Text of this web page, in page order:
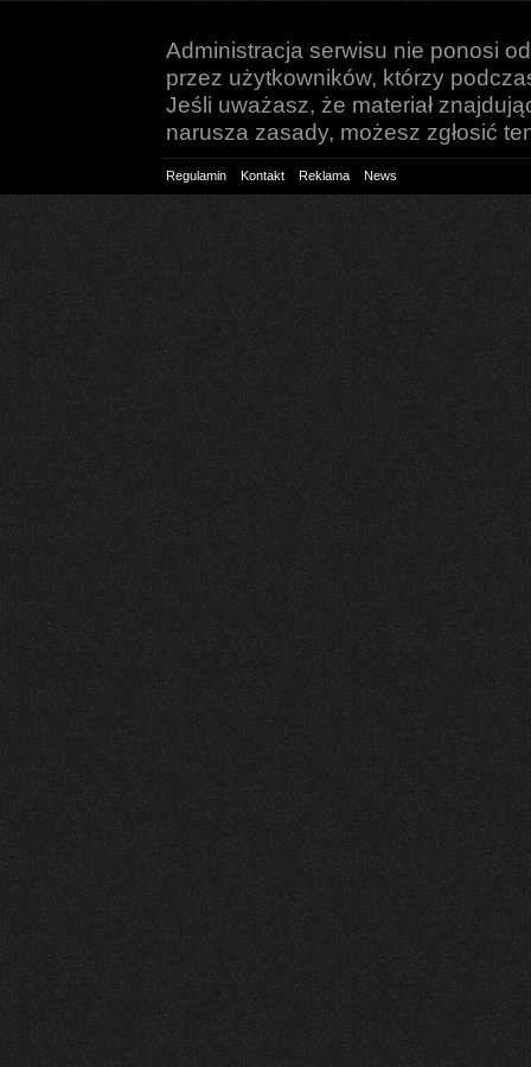
Administracja serwisu nie ponosi
przez użytkowników, którzy
Jeśli uważasz, że materiał
narusza zasady, możesz zgłosić
Regulamin Kontakt Reklama News